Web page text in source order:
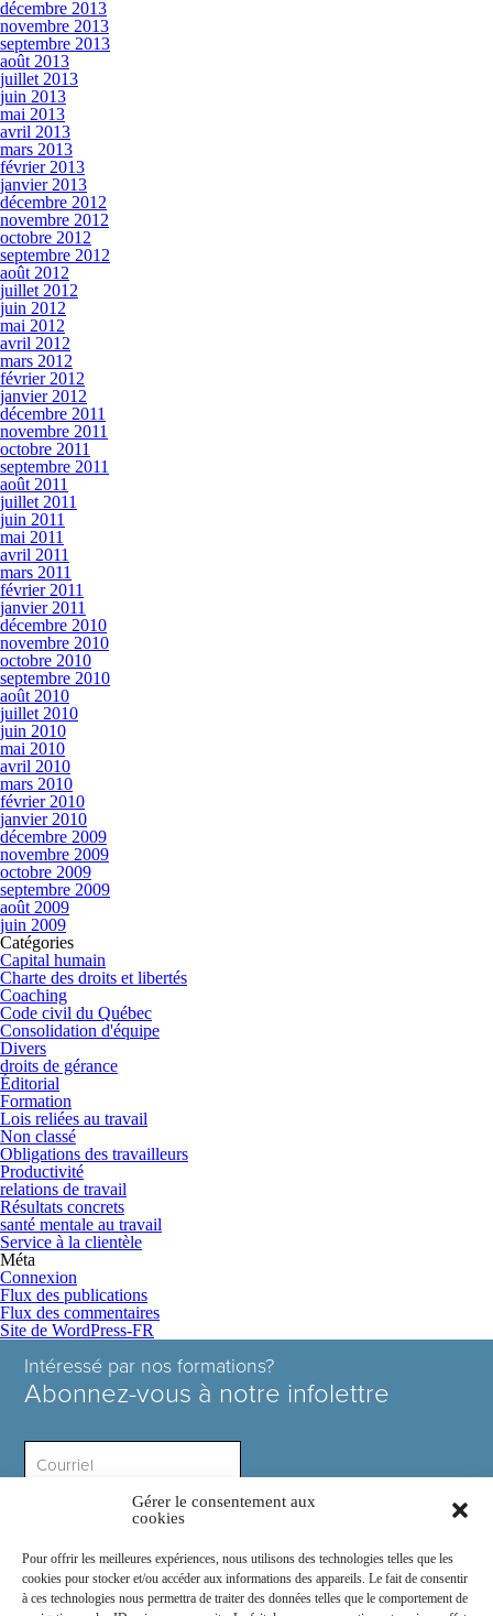
Gérer le consentement aux
cookies
Pour offrir les meilleures expériences, nous utilisons des technologies telles que les
cookies pour stocker et/ou accéder aux informations des appareils. Le fait de consentir
à ces technologies nous permettra de traiter des données telles que le comportement de
décembre 2013
novembre 2013
septembre 2013
août 2013
juillet 2013
juin 2013
mai 2013
avril 2013
mars 2013
février 2013
janvier 2013
décembre 2012
novembre 2012
octobre 2012
septembre 2012
août 2012
juillet 2012
juin 2012
mai 2012
avril 2012
mars 2012
février 2012
janvier 2012
décembre 2011
novembre 2011
octobre 2011
septembre 2011
août 2011
juillet 2011
juin 2011
mai 2011
avril 2011
mars 2011
février 2011
janvier 2011
décembre 2010
novembre 2010
octobre 2010
septembre 2010
août 2010
juillet 2010
juin 2010
mai 2010
avril 2010
mars 2010
février 2010
janvier 2010
décembre 2009
novembre 2009
octobre 2009
septembre 2009
août 2009
juin 2009
Catégories
Capital humain
Charte des droits et libertés
Coaching
Code civil du Québec
Consolidation d'équipe
Divers
droits de gérance
Éditorial
Formation
Lois reliées au travail
Non classé
Obligations des travailleurs
Productivité
relations de travail
Résultats concrets
santé mentale au travail
Service à la clientèle
Méta
Connexion
Flux des publications
Flux des commentaires
Site de WordPress-FR
Intéressé par nos formations?
Abonnez-vous à notre infolettre